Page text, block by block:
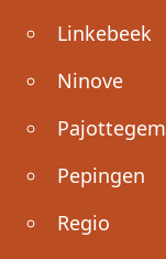
Linkebeek
Ninove
Pajottegem
Pepingen
Regio